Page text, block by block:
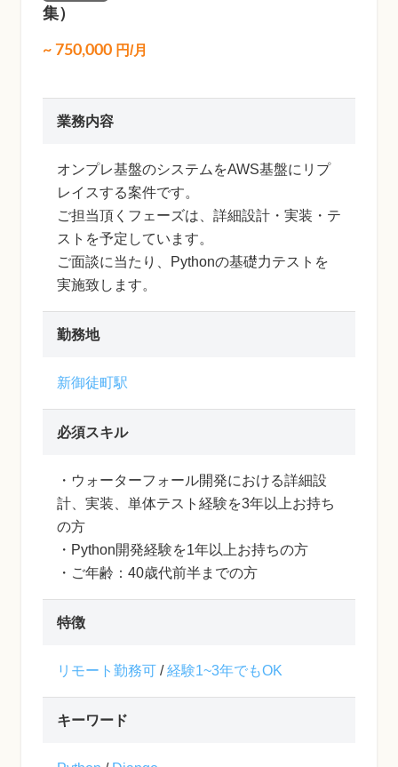
集）
~ 750,000 円/月
業務内容
オンプレ基盤のシステムをAWS基盤にリプ
レイスする案件です。
ご担当頂くフェーズは、詳細設計・実装・テ
ストを予定しています。
ご面談に当たり、Pythonの基礎力テストを
実施致します。
勤務地
新御徒町駅
必須スキル
・ウォーターフォール開発における詳細設
計、実装、単体テスト経験を3年以上お持ち
の方
・Python開発経験を1年以上お持ちの方
・ご年齢：40歳代前半までの方
特徴
リモート勤務可 /経験1~3年でもOK
キーワード